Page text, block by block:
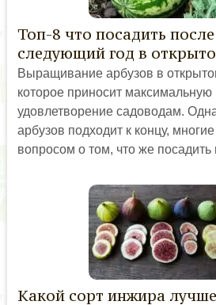
Топ-8 что посадить
следующий год в
Выращивание арбузов в
которое приносит максимальную
удовлетворение садоводам.
арбузов подходит к концу,
вопросом о том, что же посадить
Какой сорт инжира